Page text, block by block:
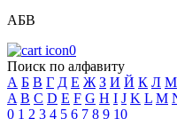
АБВ
0
Поиск по алфавиту
А Б В Г Д Е Ж З И Й К Л М
A B C D E F G H I J K L M
0 1 2 3 4 5 6 7 8 9 10